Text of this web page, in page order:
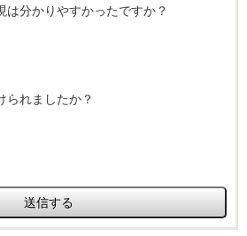
は分かりやすかったですか？
られましたか？